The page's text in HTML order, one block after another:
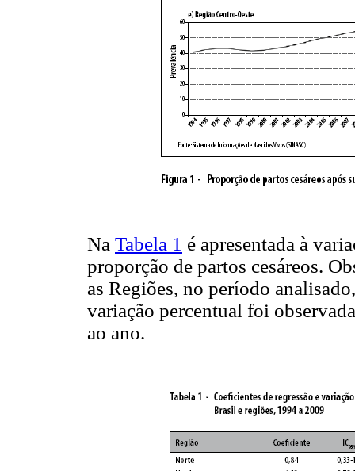
Na Tabela 1 é apresentada à
proporção de partos cesáreos.
as Regiões, no período
variação percentual foi
ao ano.